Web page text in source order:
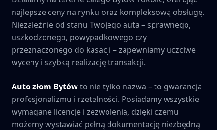
najlepsze ceny na rynku oraz kompleksową obsługę.
Niezależnie od stanu Twojego auta – sprawnego,
uszkodzonego, powypadkowego czy
przeznaczonego do kasacji – zapewniamy uczciwe
wyceny i szybką realizację transakcji.
Auto złom Bytówto nie tylko nazwa – to gwarancja
profesjonalizmu i rzetelności. Posiadamy wszystkie
wymagane licencje i zezwolenia, dzięki czemu
możemy wystawiać pełną dokumentację niezbędną